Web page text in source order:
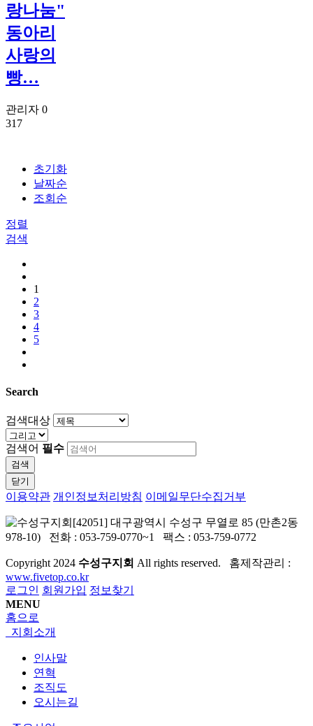
랑나눔"
동아리
사랑의
빵…
관리자 0
317
초기화
날짜순
조회순
정렬
검색
1
2
3
4
5
Search
검색대상
검색어 필수
검색
닫기
이용약관 개인정보처리방침 이메일무단수집거부
[42051] 대구광역시 수성구 무열로 85 (만촌2동
978-10) 전화 : 053-759-0770~1 팩스 : 053-759-0772
Copyright 2024 수성구지회 All rights reserved. 홈제작관리 :
www.fivetop.co.kr
로그인 회원가입 정보찾기
MENU
홈으로
지회소개
인사말
연혁
조직도
오시는길